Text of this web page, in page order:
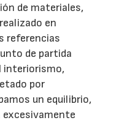
de materiales,
en
referencias
de partida
interiorismo,
por
un equilibrio,
excesivamente